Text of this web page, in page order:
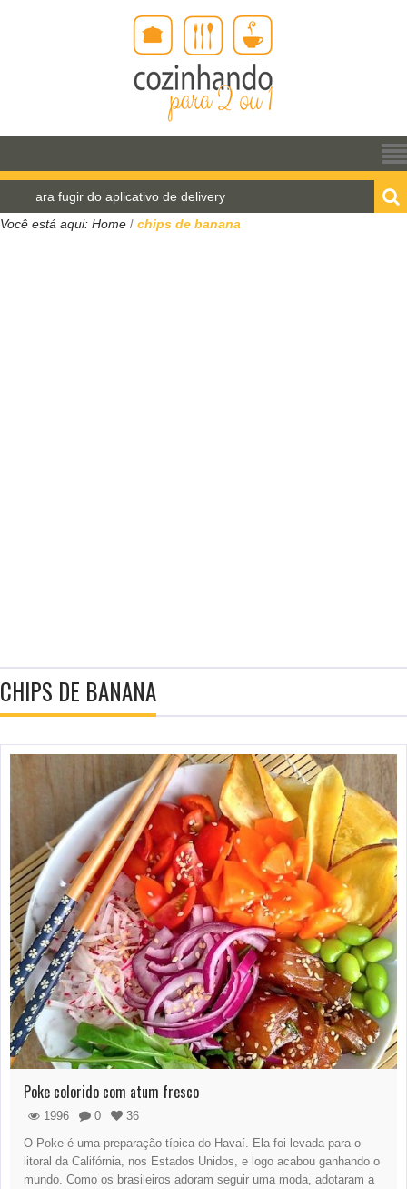
fugir do aplicativo de delivery
Pão de água para
Você está aqui: Home / chips de banana
CHIPS DE BANANA
Poke colorido com atum fresco
1996 0
36
O Poke é uma preparação típica do Havaí. Ela foi levada para o
litoral da Califórnia, nos Estados Unidos, e logo acabou ganhando o
mundo. Como os brasileiros adoram seguir uma moda, adotaram a